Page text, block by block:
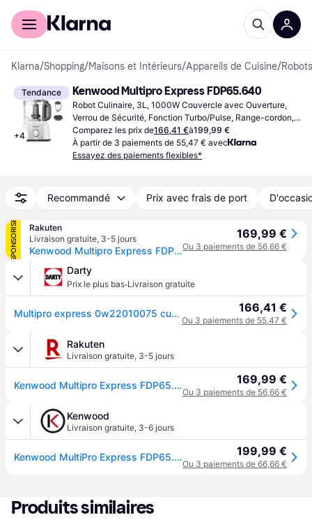
Acheter avec Klarna
Klarna/Shopping/Maisons et Intérieurs/Appareils de Cuisine/
Tendance
+4
Kenwood Multipro Express FDP65.640
Robot Culinaire, 3L, 1000W Couvercle avec Ouverture,
Verrou de Sécurité, Fonction Turbo/Pulse, Range-cordon,
Pièces Lavables au Lave-vaisselle
Comparez les prix de166,41 €à199,99 €
À partir de 3 paiements de 55,47 € avec
Essayez des paiements flexibles*
Recommandé Prix avec frais de port
SPONSORISÉ
Rakuten
Livraison gratuite, 3-5 jours
Kenwood Multipro Express FDP65.820SI - Robot multi-fonctions - 1000 Watt - argent
169,99 €
Ou 3 paiements de 56,66 €
Darty
Prix le plus bas·Livraison gratuite
Multipro express 0w22010075 cutting function 1000 w synthétique métal blanc 166,41 €
Ou 3 paiements de 55,47 €
Rakuten
Livraison gratuite, 3-5 jours
Kenwood Multipro Express FDP65.820SI - Robot multi-fonctions - 1000 Watt - argent 169,99 €
Ou 3 paiements de 56,66 €
Kenwood
Livraison gratuite, 3-6 jours
Kenwood MultiPro Express FDP65.820SI 199,99 €
Ou 3 paiements de 66,66 €
Produits similaires